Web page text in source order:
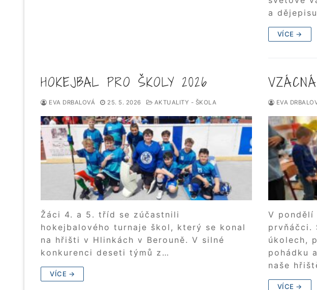
a
VÍCE →
HOKEJBAL PRO ŠKOLY 2026
EVA DRBALOVÁ 25. 5. 2026 AKTUALITY - ŠKOLA
Žáci 4. a 5. tříd se zúčastnili
hokejbalového turnaje škol, který se konal
na hřišti v Hlinkách v Berouně. V silné
konkurenci deseti týmů z…
VÍCE →
EVA
V pondělí
prvňáčci.
úkolech,
pohádku
naše
VÍCE →